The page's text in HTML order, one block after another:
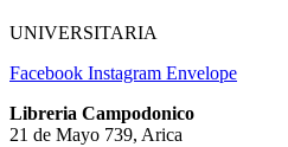
UNIVERSITARIA
Facebook Instagram Envelope
Libreria Campodonico
21 de Mayo 739, Arica